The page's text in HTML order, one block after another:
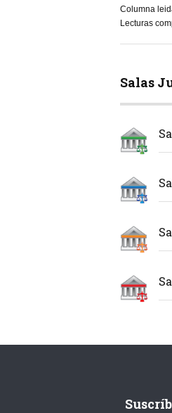
Columna
Lecturas
Salas